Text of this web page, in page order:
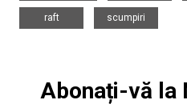
raft
scumpiri
Abonați-vă la